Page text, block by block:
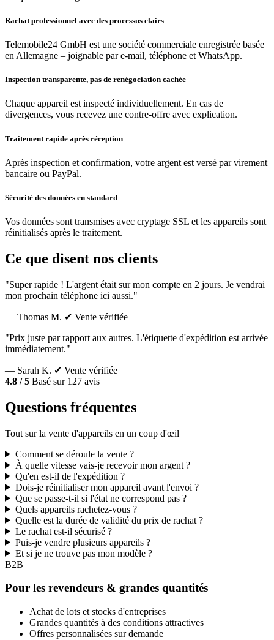
Rachat professionnel avec des processus clairs
Telemobile24 GmbH est une société commerciale enregistrée basée
en Allemagne – joignable par e-mail, téléphone et WhatsApp.
Inspection transparente, pas de renégociation cachée
Chaque appareil est inspecté individuellement. En cas de
divergences, vous recevez une contre-offre avec explication.
Traitement rapide après réception
Après inspection et confirmation, votre argent est versé par virement
bancaire ou PayPal.
Sécurité des données en standard
Vos données sont transmises avec cryptage SSL et les appareils sont
réinitialisés après le traitement.
Ce que disent nos clients
"Super rapide ! L'argent était sur mon compte en 2 jours. Je vendrai
mon prochain téléphone ici aussi."
— Thomas M. ✔ Vente vérifiée
"Prix juste par rapport aux autres. L'étiquette d'expédition est arrivée
immédiatement."
— Sarah K. ✔ Vente vérifiée
4.8 / 5 Basé sur 127 avis
Questions fréquentes
Tout sur la vente d'appareils en un coup d'œil
Comment se déroule la vente ?
À quelle vitesse vais-je recevoir mon argent ?
Qu'en est-il de l'expédition ?
Dois-je réinitialiser mon appareil avant l'envoi ?
Que se passe-t-il si l'état ne correspond pas ?
Quels appareils rachetez-vous ?
Quelle est la durée de validité du prix de rachat ?
Le rachat est-il sécurisé ?
Puis-je vendre plusieurs appareils ?
Et si je ne trouve pas mon modèle ?
B2B
Pour les revendeurs & grandes quantités
Achat de lots et stocks d'entreprises
Grandes quantités à des conditions attractives
Offres personnalisées sur demande